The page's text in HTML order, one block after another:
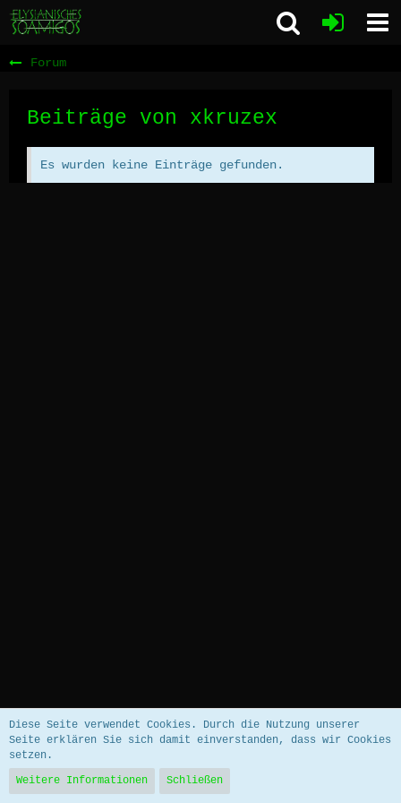
Forum
Beiträge von xkruzex
Es wurden keine Einträge gefunden.
Community-Software:WoltLab Suite™ 5.5.26
Diese Seite verwendet Cookies. Durch die Nutzung unserer
Seite erklären Sie sich damit einverstanden, dass wir Cookies
setzen.
Weitere Informationen
Schließen